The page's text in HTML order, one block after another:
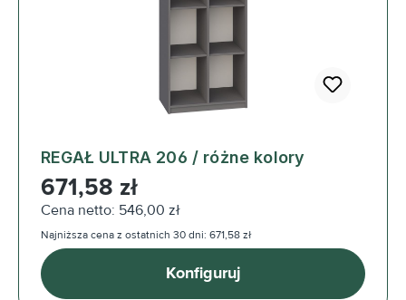
REGAŁ ULTRA 206 / różne kolory
Cena regularna:
671,58 zł
Cena netto: 546,00 zł
Najniższa cena z ostatnich 30 dni: 671,58 zł
Konfiguruj